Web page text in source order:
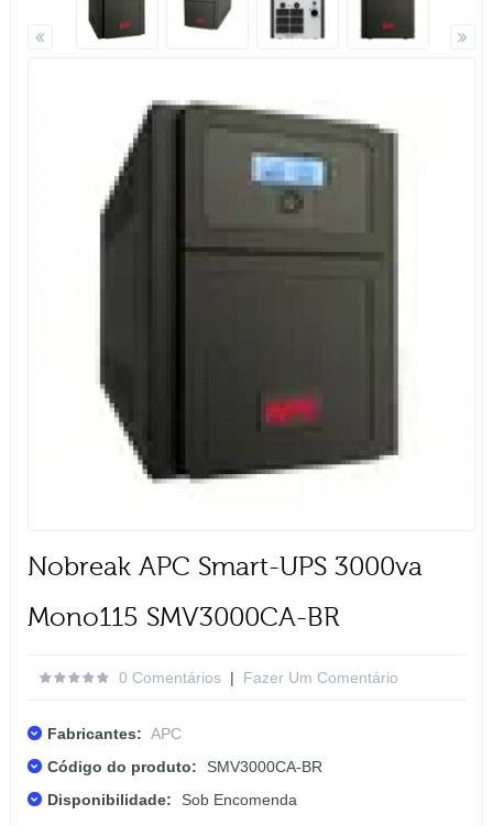
Nobreak APC Smart-UPS 3000va
Mono115 SMV3000CA-BR
0 Comentários | Fazer Um Comentário
Fabricantes: APC
Código do produto:
SMV3000CA-BR
Disponibilidade:
Sob Encomenda